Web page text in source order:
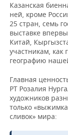
Казанская
ней, кроме
25 стран, семь
выставке
Китай,
участникам, как
географию
Главная
РТ Розалия
художников
только
сливок» мира: